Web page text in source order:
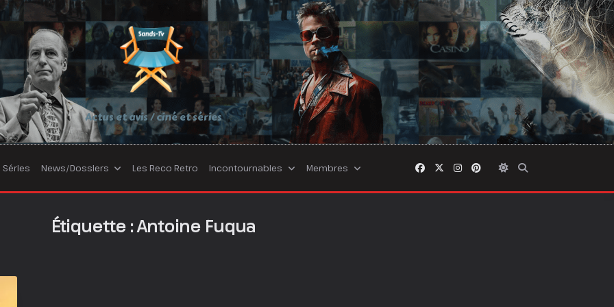
Actus et avis / ciné et séries
Séries News/Dossiers Les Reco Retro Incontournables Membres
Étiquette :Antoine Fuqua